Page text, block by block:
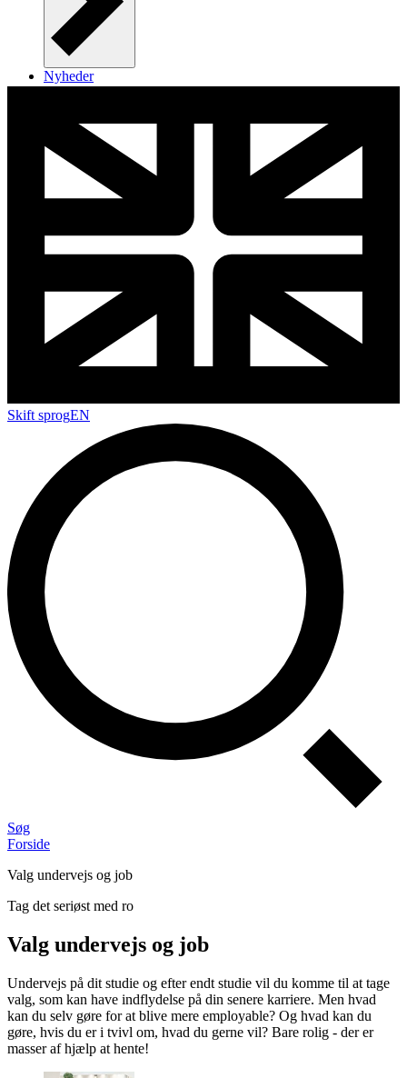
Nyheder
Skift sprogEN
Søg
Forside
Valg undervejs og job
Tag det seriøst med ro
Valg undervejs og job
Undervejs på dit studie og efter endt studie vil du komme til at tage
valg, som kan have indflydelse på din senere karriere. Men hvad
kan du selv gøre for at blive mere employable? Og hvad kan du
gøre, hvis du er i tvivl om, hvad du gerne vil? Bare rolig - der er
masser af hjælp at hente!